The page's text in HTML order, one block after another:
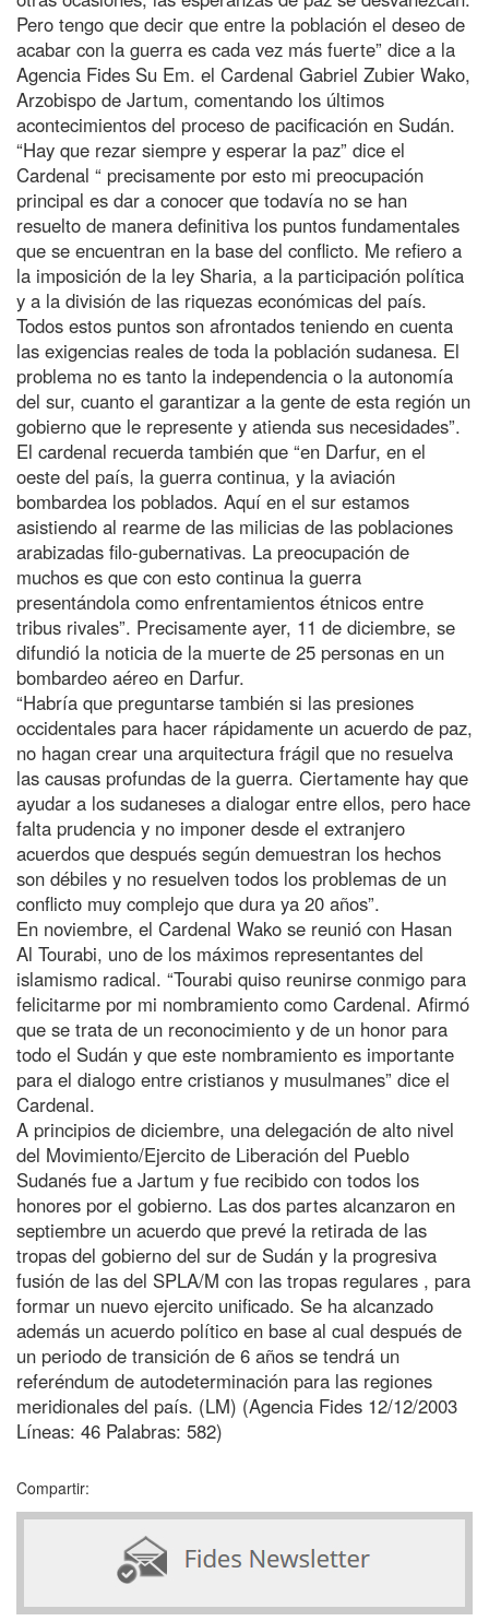
Pero tengo que decir que entre la población el deseo de
acabar con la guerra es cada vez más fuerte” dice a la
Agencia Fides Su Em. el Cardenal Gabriel Zubier Wako,
Arzobispo de Jartum, comentando los últimos
acontecimientos del proceso de pacificación en Sudán.
“Hay que rezar siempre y esperar la paz” dice el
Cardenal “ precisamente por esto mi preocupación
principal es dar a conocer que todavía no se han
resuelto de manera definitiva los puntos fundamentales
que se encuentran en la base del conflicto. Me refiero a
la imposición de la ley Sharia, a la participación política
y a la división de las riquezas económicas del país.
Todos estos puntos son afrontados teniendo en cuenta
las exigencias reales de toda la población sudanesa. El
problema no es tanto la independencia o la autonomía
del sur, cuanto el garantizar a la gente de esta región un
gobierno que le represente y atienda sus necesidades”.
El cardenal recuerda también que “en Darfur, en el
oeste del país, la guerra continua, y la aviación
bombardea los poblados. Aquí en el sur estamos
asistiendo al rearme de las milicias de las poblaciones
arabizadas filo-gubernativas. La preocupación de
muchos es que con esto continua la guerra
presentándola como enfrentamientos étnicos entre
tribus rivales”. Precisamente ayer, 11 de diciembre, se
difundió la noticia de la muerte de 25 personas en un
bombardeo aéreo en Darfur.
“Habría que preguntarse también si las presiones
occidentales para hacer rápidamente un acuerdo de paz,
no hagan crear una arquitectura frágil que no resuelva
las causas profundas de la guerra. Ciertamente hay que
ayudar a los sudaneses a dialogar entre ellos, pero hace
falta prudencia y no imponer desde el extranjero
acuerdos que después según demuestran los hechos
son débiles y no resuelven todos los problemas de un
conflicto muy complejo que dura ya 20 años”.
En noviembre, el Cardenal Wako se reunió con Hasan
Al Tourabi, uno de los máximos representantes del
islamismo radical. “Tourabi quiso reunirse conmigo para
felicitarme por mi nombramiento como Cardenal. Afirmó
que se trata de un reconocimiento y de un honor para
todo el Sudán y que este nombramiento es importante
para el dialogo entre cristianos y musulmanes” dice el
Cardenal.
A principios de diciembre, una delegación de alto nivel
del Movimiento/Ejercito de Liberación del Pueblo
Sudanés fue a Jartum y fue recibido con todos los
honores por el gobierno. Las dos partes alcanzaron en
septiembre un acuerdo que prevé la retirada de las
tropas del gobierno del sur de Sudán y la progresiva
fusión de las del SPLA/M con las tropas regulares , para
formar un nuevo ejercito unificado. Se ha alcanzado
además un acuerdo político en base al cual después de
un periodo de transición de 6 años se tendrá un
referéndum de autodeterminación para las regiones
meridionales del país. (LM) (Agencia Fides 12/12/2003
Líneas: 46 Palabras: 582)
Compartir: